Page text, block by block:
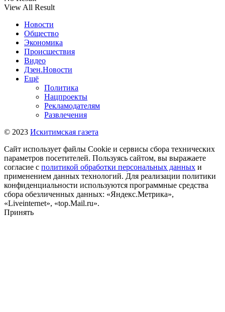
View All Result
Новости
Общество
Экономика
Происшествия
Видео
Дзен.Новости
Ещё
Политика
Нацпроекты
Рекламодателям
Развлечения
© 2023 Искитимская газета
Сайт использует файлы Cookie и сервисы сбора технических
параметров посетителей. Пользуясь сайтом, вы выражаете
согласие с политикой обработки персональных данных и
применением данных технологий. Для реализации политики
конфиденциальности используются программные средства
сбора обезличенных данных: «Яндекс.Метрика»,
«Liveinternet», «top.Mail.ru».
Принять